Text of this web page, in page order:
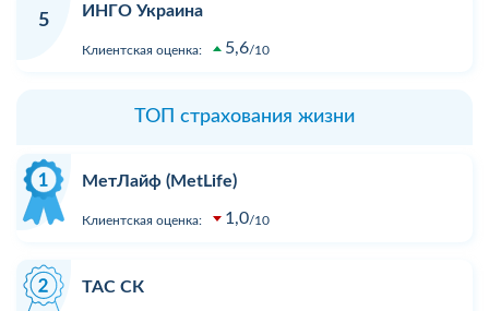
5
ИНГО Украина
Клиентская оценка: 5,6 10
ТОП страхования жизни
МетЛайф (MetLife)
Клиентская оценка: 1,0 10
ТАС СК